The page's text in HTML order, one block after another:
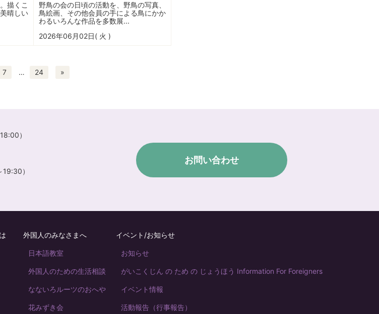
描くこ
晴しい
野鳥の会の日頃の活動を、野鳥の写真、
鳥絵画、その他会員の手による鳥にかか
わるいろんな作品を多数展...
2026年06月02日( 火 )
7 … 24 »
）
）
お問い合わせ
外国人のみなさまへ
日本語教室
外国人のための生活相談
なないろルーツのおへや
花みずき会
イベント/お知らせ
お知らせ
がいこくじん の ため の じょうほう Information For Foreigners
イベント情報
活動報告（行事報告）